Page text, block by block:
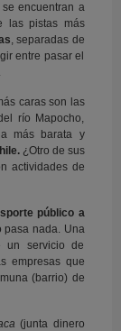
se encuentran a
las pistas más
, separadas de
entre pasar el
caras son las
río Mapocho,
más barata y
¿Otro de sus
actividades de
público a
pasa nada. Una
servicio de
empresas que
(barrio) de
(junta dinero